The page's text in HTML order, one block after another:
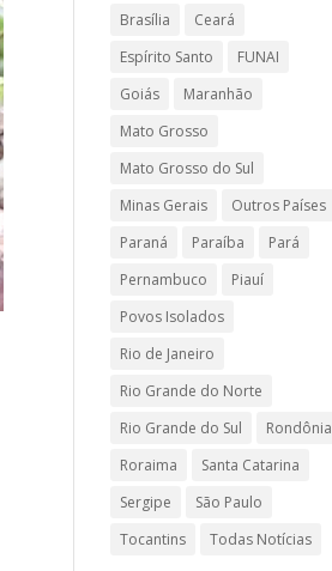
Brasília
Ceará
Espírito Santo
FUNAI
Goiás
Maranhão
Mato Grosso
Mato Grosso do Sul
Minas Gerais
Outros Países
Paraná
Paraíba
Pará
Pernambuco
Piauí
Povos Isolados
Rio de Janeiro
Rio Grande do Norte
Rio Grande do Sul
Rondônia
Roraima
Santa Catarina
Sergipe
São Paulo
Tocantins
Todas Notícias